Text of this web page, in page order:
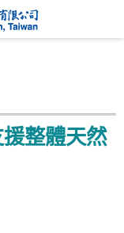
整體天然